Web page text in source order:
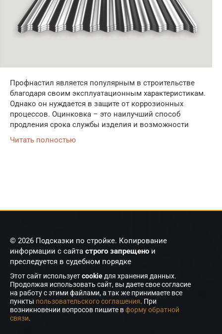
Профнастил является популярным в строительстве
благодаря своим эксплуатационным характеристикам.
Однако он нуждается в защите от коррозионных
процессов. Оцинковка – это наилучший способ
продления срока службы изделия и возможности
Читать полностью
© 2026 Подсказки по стройке. Копирование
информации с сайта строго запрещено и
преследуется в судебном порядке
Этот сайт используетcookie для хранения данных.
Продолжая использовать сайт, вы даете свое согласие
на работу с этими файлами, а так же принимаете все
пункты пользовательского соглашения. При
возникновении вопросов пишите вформу обратной
связи.